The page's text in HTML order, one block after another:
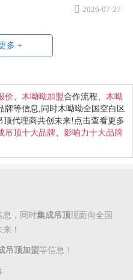
2026-07-27
多 +
价 木呦呦加盟合作流程、 木呦
牌等信息,同时木呦呦全国空白区
顶代理商共创未来!点击查看更多
吊顶十大品牌
影响力十大品牌
息，同时集成吊顶现面向全国
！
吊顶加盟等信息！